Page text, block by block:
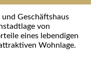
Geschäftshaus
von
eines lebendigen
Wohnlage.